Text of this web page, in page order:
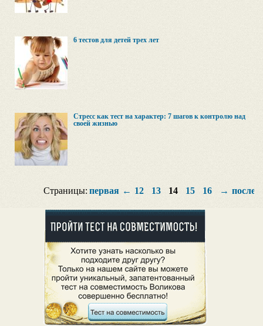
6 тестов для детей трех лет
Стресс как тест на характер: 7 шагов к контролю над
своей жизнью
Страницы: первая ← 12 13 14 15 16 →